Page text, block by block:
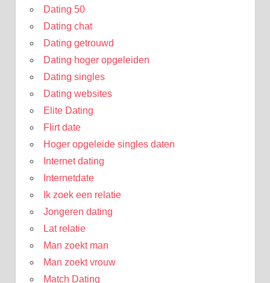
Dating 50
Dating chat
Dating getrouwd
Dating hoger opgeleiden
Dating singles
Dating websites
Elite Dating
Flirt date
Hoger opgeleide singles daten
Internet dating
Internetdate
Ik zoek een relatie
Jongeren dating
Lat relatie
Man zoekt man
Man zoekt vrouw
Match Dating